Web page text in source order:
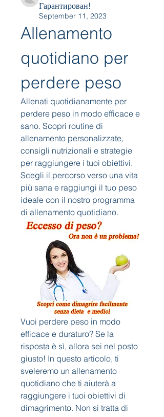
Гарантирован!
September 11, 2023
Allenamento
quotidiano per
perdere peso
Allenati quotidianamente per
perdere peso in modo efficace e
sano. Scopri routine di
allenamento personalizzate,
consigli nutrizionali e strategie
per raggiungere i tuoi obiettivi.
Scegli il percorso verso una vita
più sana e raggiungi il tuo peso
ideale con il nostro programma
di allenamento quotidiano.
Vuoi perdere peso in modo
efficace e duraturo? Se la
risposta è sì, allora sei nel posto
giusto! In questo articolo, ti
sveleremo un allenamento
quotidiano che ti aiuterà a
raggiungere i tuoi obiettivi di
dimagrimento. Non si tratta di